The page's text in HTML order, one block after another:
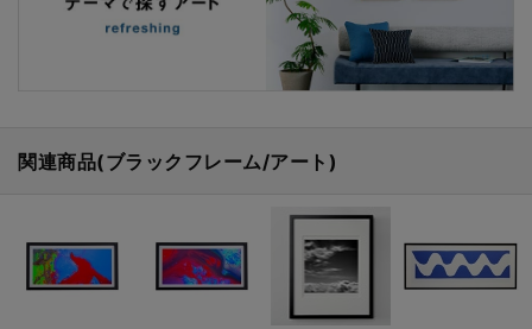
関連商品(ブラックフレーム/アート)